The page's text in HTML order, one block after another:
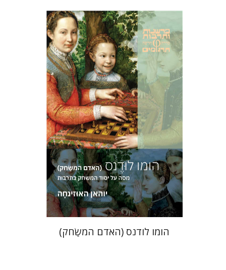
יוהאן האוזינחה
יניב חג'בי
הנחת אתר ספר מודפס
$40
$36
הומו לודנס (האדם המשַׂחק)